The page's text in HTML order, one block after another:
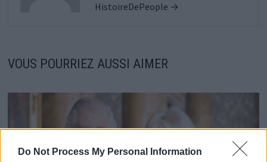
Do Not Process My Personal Information
HistoireDePeople →
VOUS POURRIEZ AUSSI AIMER